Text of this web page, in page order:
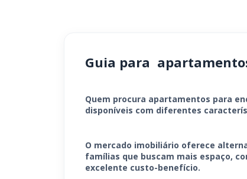
Guia para
Quem procura apartamentos para
disponíveis com diferentes
O mercado imobiliário oferece
famílias que buscam mais espaço,
excelente custo-benefício.